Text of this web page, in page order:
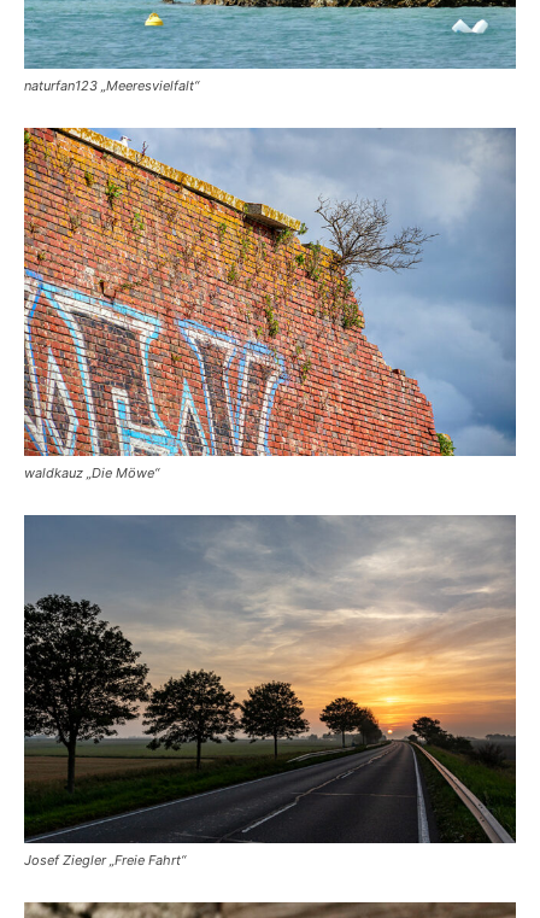
naturfan123 „Meeresvielfalt“
waldkauz „Die Möwe“
Josef Ziegler „Freie Fahrt“